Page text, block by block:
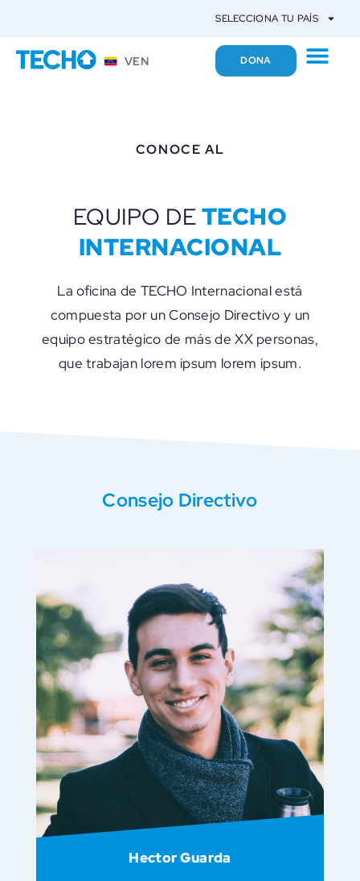
SELECCIONA TU PAÍS
VEN DONA
CONOCE AL
EQUIPO DETECHO
INTERNACIONAL
La oficina de TECHO Internacional está
compuesta por un Consejo Directivo y un
equipo estratégico de más de XX personas,
que trabajan lorem ipsum lorem ipsum.
Consejo Directivo
Hector Guarda